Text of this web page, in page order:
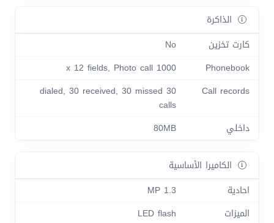
الذاكرة
كارت تخزين
No
Phonebook
1000 x 12 fields, Photo call
Call records
30 dialed, 30 received, 30 missed
calls
داخلي
80MB
الكاميرا الأساسية
احادية
1.3 MP
الميزات
LED flash